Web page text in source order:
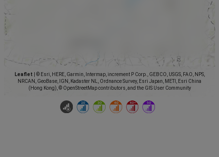
Leaflet
© Esri, HERE, Garmin, Intermap, increment P Corp., GEBCO, USGS, FAO, NPS,
NRCAN, GeoBase, IGN, Kadaster NL, Ordnance Survey, Esri Japan, METI, Esri China
(Hong Kong), © OpenStreetMap contributors, and the GIS User Community